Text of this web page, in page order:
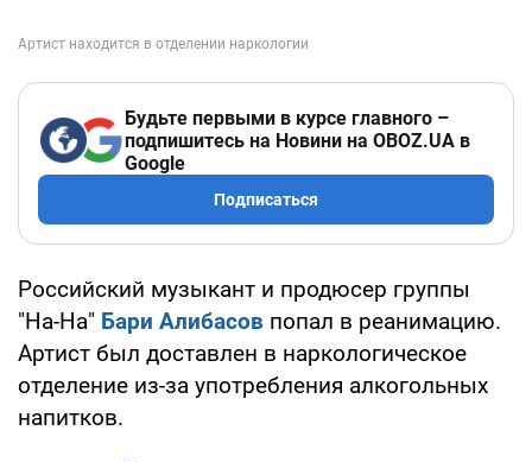
Будьте первыми в курсе главного –
подпишитесь на Новини на OBOZ.UA в
Google
Подписаться
Российский музыкант и продюсер группы
"На-На" Бари Алибасов попал в реанимацию.
Артист был доставлен в наркологическое
отделение из-за употребления алкогольных
напитков.